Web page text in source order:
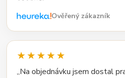
Ověřený zákazník
★★★★★
„Na objednávku jsem dostal